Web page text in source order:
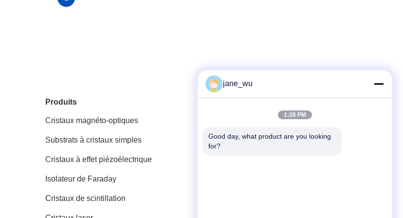
Produits
Cristaux magnéto-optiques
Substrats à cristaux simples
Cristaux à effet piézoélectrique
Isolateur de Faraday
Cristaux de scintillation
Télégramme
86-0551-63840886
jane_wu
1:26 PM
Good day, what product are you looking
for?